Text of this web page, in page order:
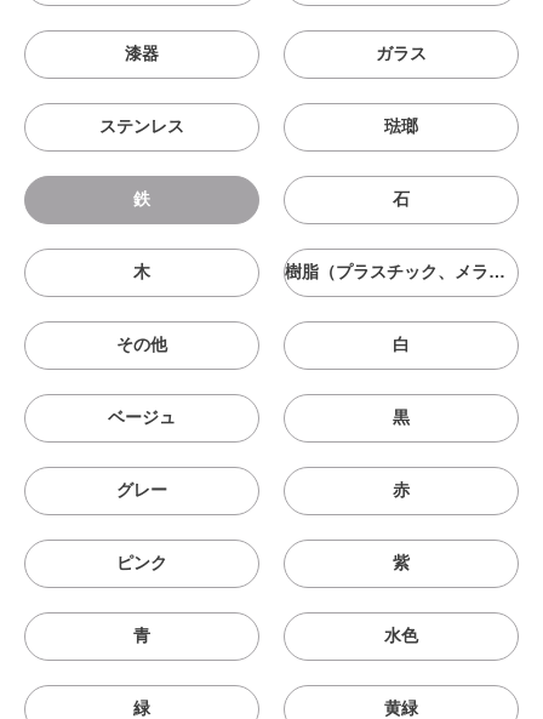
漆器 ガラス
ステンレス 琺瑯
鉄 石
木 樹脂（プラスチック、メラニン、シリコン等）
その他 白
ベージュ 黒
グレー 赤
ピンク 紫
青 水色
緑 黄緑